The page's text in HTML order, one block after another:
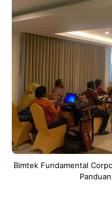
Bimtek Fundamental